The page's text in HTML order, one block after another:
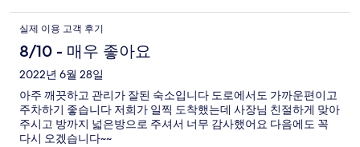
실제 이용 고객 후기
8/10 - 매우 좋아요
2022년 6월 28일
아주 깨끗하고 관리가 잘된 숙소입니다 도로에서도 가까운편이고
주차하기 좋습니다 저희가 일찍 도착했는데 사장님 친절하게 맞아
주시고 방까지 넓은방으로 주셔서 너무 감사했어요 다음에도 꼭
다시 오겠습니다~~